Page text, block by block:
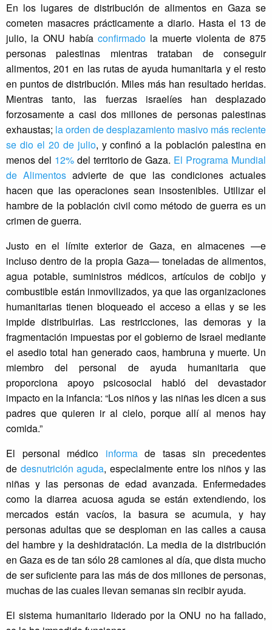
En los lugares de distribución de alimentos en Gaza se
cometen masacres prácticamente a diario. Hasta el 13 de
julio, la ONU había confirmado la muerte violenta de 875
personas palestinas mientras trataban de conseguir
alimentos, 201 en las rutas de ayuda humanitaria y el resto
en puntos de distribución. Miles más han resultado heridas.
Mientras tanto, las fuerzas israelíes han desplazado
forzosamente a casi dos millones de personas palestinas
exhaustas; la orden de desplazamiento masivo más reciente
se dio el 20 de julio, y confinó a la población palestina en
menos del 12% del territorio de Gaza. El Programa Mundial
de Alimentos advierte de que las condiciones actuales
hacen que las operaciones sean insostenibles. Utilizar el
hambre de la población civil como método de guerra es un
crimen de guerra.
Justo en el límite exterior de Gaza, en almacenes —e
incluso dentro de la propia Gaza— toneladas de alimentos,
agua potable, suministros médicos, artículos de cobijo y
combustible están inmovilizados, ya que las organizaciones
humanitarias tienen bloqueado el acceso a ellas y se les
impide distribuirlas. Las restricciones, las demoras y la
fragmentación impuestas por el gobierno de Israel mediante
el asedio total han generado caos, hambruna y muerte. Un
miembro del personal de ayuda humanitaria que
proporciona apoyo psicosocial habló del devastador
impacto en la infancia: “Los niños y las niñas les dicen a sus
padres que quieren ir al cielo, porque allí al menos hay
comida.”
El personal médico informade tasas sin precedentes
de desnutrición aguda, especialmente entre los niños y las
niñas y las personas de edad avanzada. Enfermedades
como la diarrea acuosa aguda se están extendiendo, los
mercados están vacíos, la basura se acumula, y hay
personas adultas que se desploman en las calles a causa
del hambre y la deshidratación. La media de la distribución
en Gaza es de tan sólo 28 camiones al día, que dista mucho
de ser suficiente para las más de dos millones de personas,
muchas de las cuales llevan semanas sin recibir ayuda.
El sistema humanitario liderado por la ONU no ha fallado,